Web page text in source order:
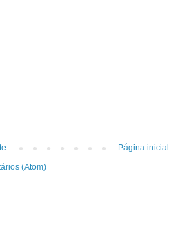
Página inicial
(Atom)